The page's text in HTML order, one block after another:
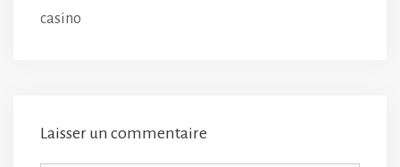
casino
Laisser un commentaire